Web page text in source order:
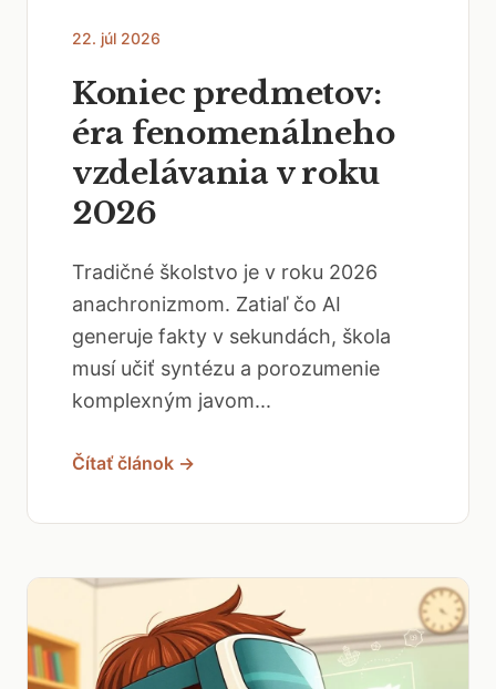
22. júl 2026
Koniec predmetov:
éra fenomenálneho
vzdelávania v roku
2026
Tradičné školstvo je v roku 2026
anachronizmom. Zatiaľ čo AI
generuje fakty v sekundách, škola
musí učiť syntézu a porozumenie
komplexným javom...
Čítať článok →